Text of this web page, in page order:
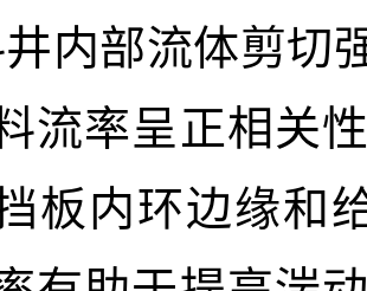
井内部流体剪切
流率呈正相关
板内环边缘和